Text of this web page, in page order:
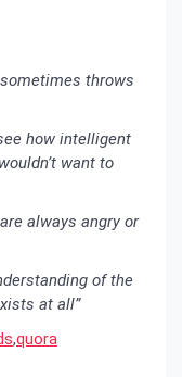
throws
how intelligent
want to
always angry or
of the
at all”
,quora